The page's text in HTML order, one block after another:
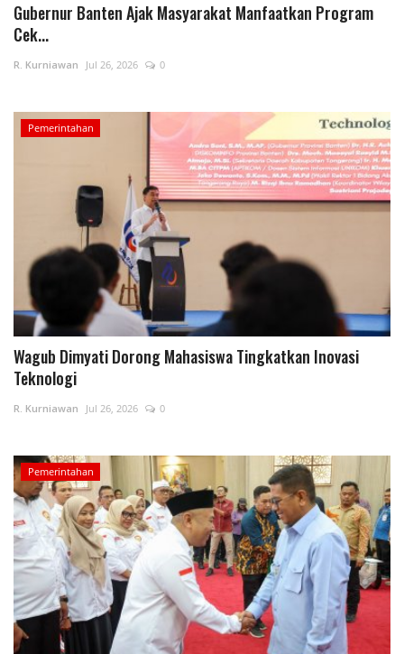
Gubernur Banten Ajak Masyarakat Manfaatkan Program
Cek...
R. Kurniawan Jul 26, 2026 0
Pemerintahan
Wagub Dimyati Dorong Mahasiswa Tingkatkan Inovasi
Teknologi
R. Kurniawan Jul 26, 2026 0
Pemerintahan